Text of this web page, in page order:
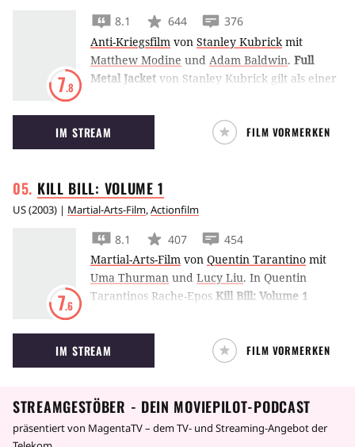
7.8
8.1 644
376
Anti-Kriegsfilm von Stanley Kubrick mit
Matthew Modine und Adam Baldwin. Full
Metal Jacket von Stanley Kubrick gilt als einer
eindrucksvolle Art und Weise das Grauen des
Vietnam-Kriegs. Sowohl die Ausbildung der
Rekruten als auch der Einsatz werden gezeigt.
IM STREAM FILM VORMERKEN
KILL BILL: VOLUME1
US(2003) | Martial-Arts-Film,Actionfilm
7.6
8.1 407
454
Martial-Arts-Film von Quentin Tarantino mit
Uma Thurman und Lucy Liu. In Quentin
Tarantinos Rache-Epos Kill Bill: Volume 1
Rachefeldzug gegen ihr ehemaliges
Attentatskommando Tödliche Viper.
IM STREAM FILM VORMERKEN
STREAMGESTÖBER - DEIN MOVIEPILOT-PODCAST
präsentiert von MagentaTV – dem TV- und Streaming-Angebot der